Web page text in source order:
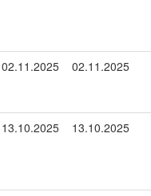
02.11.2025 02.11.2025
13.10.2025 13.10.2025